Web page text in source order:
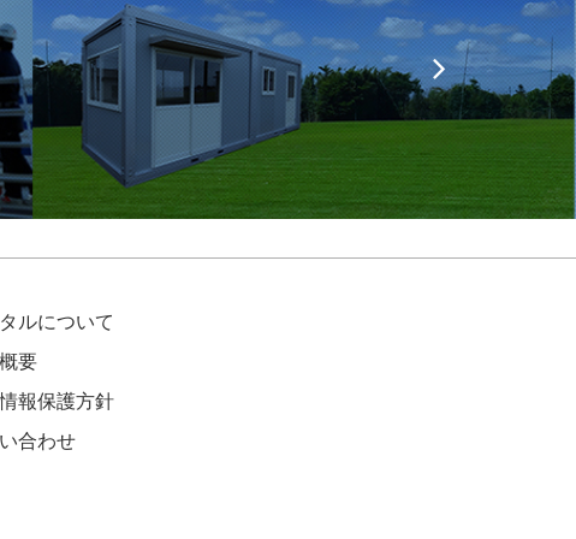
ルについて
要
報保護方針
合わせ